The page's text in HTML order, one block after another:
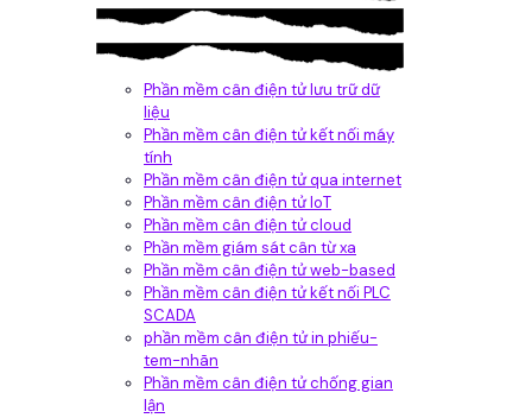
Phần mềm cân điện tử lưu trữ dữ
liệu
Phần mềm cân điện tử kết nối máy
tính
Phần mềm cân điện tử qua internet
Phần mềm cân điện tử IoT
Phần mềm cân điện tử cloud
Phần mềm giám sát cân từ xa
Phần mềm cân điện tử web-based
Phần mềm cân điện tử kết nối PLC
SCADA
phần mềm cân điện tử in phiếu-
tem-nhãn
Phần mềm cân điện tử chống gian
lận